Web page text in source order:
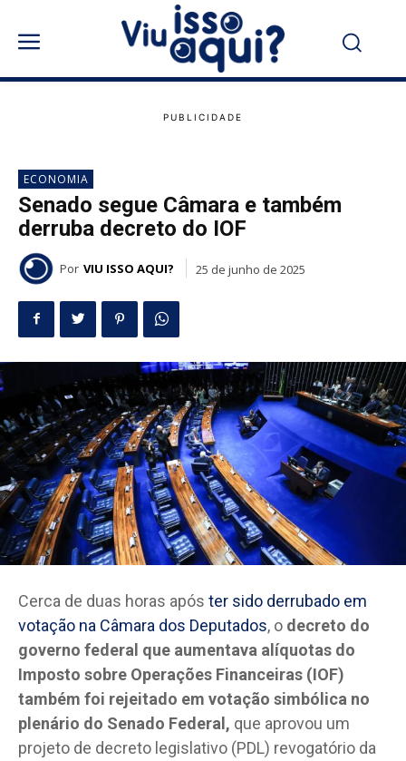
ECONOMIA
Senado segue Câmara e também
derruba decreto do IOF
Por VIU ISSO AQUI? 25 de junho de 2025
Cerca de duas horas após ter sido derrubado em
votação na Câmara dos Deputados, o decreto do
governo federal que aumentava alíquotas do
Imposto sobre Operações Financeiras (IOF)
também foi rejeitado em votação simbólica no
plenário do Senado Federal, que aprovou um
projeto de decreto legislativo (PDL) revogatório da